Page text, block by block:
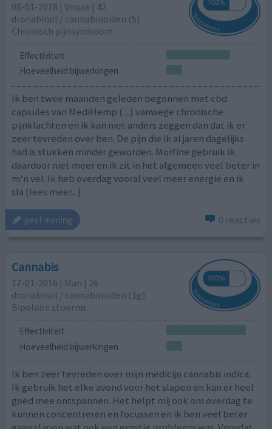
08-01-2018 | Vrouw | 42
dronabinol / cannabinoiden (5)
Chronisch pijnsyndroom
Effectiviteit
Hoeveelheid bijwerkingen
Ik ben twee maanden geleden begonnen met cbd
capsules van MediHemp ( ...) vanwege chronische
pijnklachten en ik kan niet anders zeggen dan dat ik er
zeer tevreden over ben. De pijn die ik al jaren dagelijks
had is stukken minder geworden. Morfine gebruik ik
daardoor niet meer en ik zit in het algemeen veel beter in
m'n vel. Ik heb overdag vooral veel meer energie en ik
sla [lees meer...]
geef mening 0 reacties
Cannabis
17-01-2016 | Man | 26
dronabinol / cannabinoiden (1g)
Bipolaire stoornis
Effectiviteit
Hoeveelheid bijwerkingen
Ik ben zeer tevreden over mijn medicijn cannabis indica.
Ik gebruik het elke avond voor het slapen en kan er heel
goed mee ontspannen. Het helpt mij ook om overdag te
kunnen concentreren en focussen en ik ben veel beter